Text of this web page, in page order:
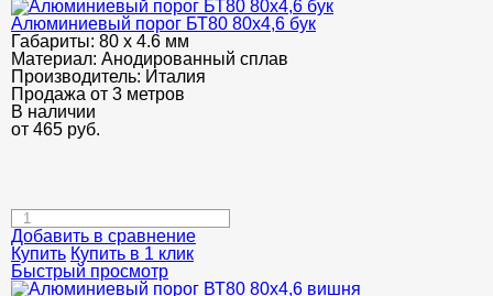
Алюминиевый порог БТ80 80х4,6 бук
Габариты: 80 х 4.6 мм
Материал: Анодированный сплав
Производитель: Италия
Продажа от 3 метров
В наличии
от 465 руб.
Добавить в сравнение
Купить Купить в 1 клик
Быстрый просмотр